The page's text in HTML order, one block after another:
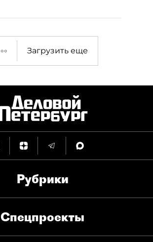
Загрузить еще
Рубрики
Спец­проекты